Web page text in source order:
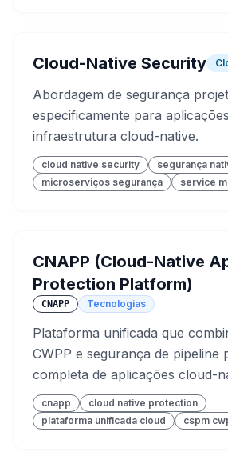
Cloud-Native Security
Abordagem de segurança
especificamente para
infraestrutura cloud-native.
cloud native security
segurança
microserviços segurança
service
CNAPP (Cloud-Native
Protection Platform)
CNAPP Tecnologias
Plataforma unificada que
CWPP e segurança de pipeline
completa de aplicações cloud-
cnapp
cloud native protection
plataforma unificada cloud
cspm